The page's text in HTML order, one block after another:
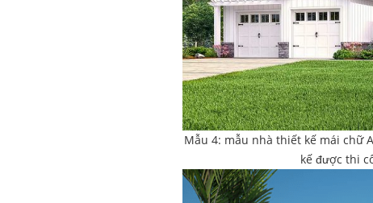
Mẫu 4: mẫu nhà thiết kế mái chữ
kế được thi